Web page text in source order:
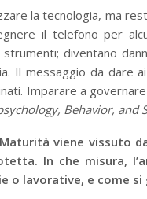
la tecnologia, ma
il telefono per
diventano
Il messaggio da dare
Imparare a
Behavior, and
viene vissuto
In che misura,
o lavorative, e come